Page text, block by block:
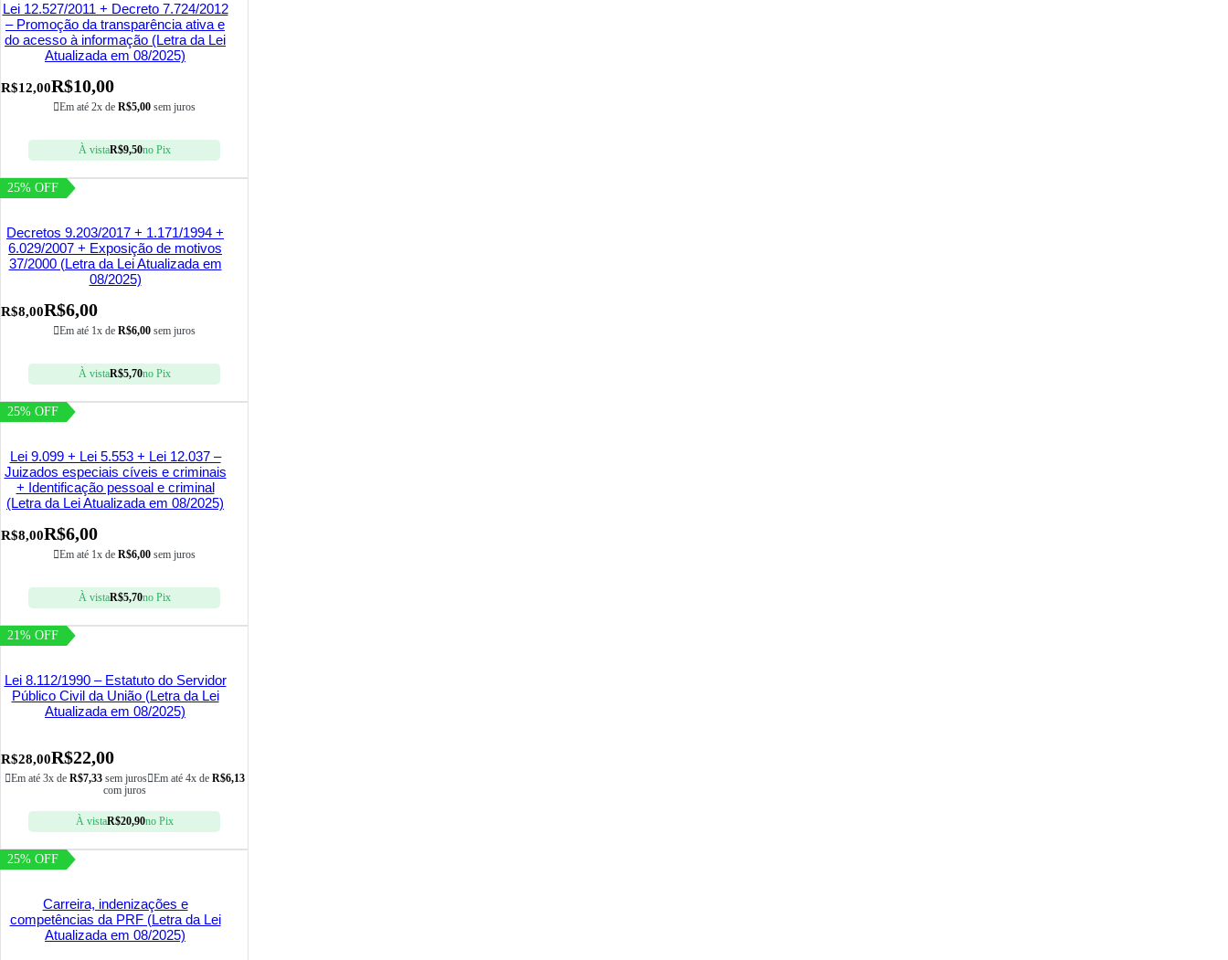
Lei 12.527/2011 + Decreto 7.724/2012
– Promoção da transparência ativa e
do acesso à informação (Letra da Lei
Atualizada em 08/2025)
R$12,00R$10,00
Em até 2x de R$5,00 sem juros
À vistaR$9,50no Pix
25% OFF
Decretos 9.203/2017 + 1.171/1994 +
6.029/2007 + Exposição de motivos
37/2000 (Letra da Lei Atualizada em
08/2025)
R$8,00R$6,00
Em até 1x de R$6,00 sem juros
À vistaR$5,70no Pix
25% OFF
Lei 9.099 + Lei 5.553 + Lei 12.037 –
Juizados especiais cíveis e criminais
+ Identificação pessoal e criminal
(Letra da Lei Atualizada em 08/2025)
R$8,00R$6,00
Em até 1x de R$6,00 sem juros
À vistaR$5,70no Pix
21% OFF
Lei 8.112/1990 – Estatuto do Servidor
Público Civil da União (Letra da Lei
Atualizada em 08/2025)
R$28,00R$22,00
Em até 3x de R$7,33sem juros Em até 4x de R$6,13
com juros
À vistaR$20,90no Pix
25% OFF
Carreira, indenizações e
competências da PRF (Letra da Lei
Atualizada em 08/2025)